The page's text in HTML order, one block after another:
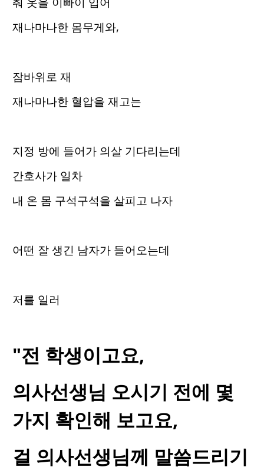
재나마나한 몸무게와,
잠바위로 재
재나마나한 혈압을 재고는
지정 방에 들어가 의살 기다리는데
간호사가 일차
내 온 몸 구석구석을 살피고 나자
어떤 잘 생긴 남자가 들어오는데
저를 일러
"전 학생이고요,
의사선생님 오시기 전에 몇
가지 확인해 보고요,
걸 의사선생님께 말씀드리기